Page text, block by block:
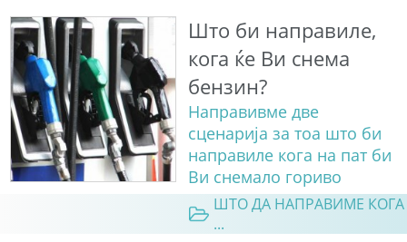
Што би направиле,
кога ќе Ви снема
бензин?
Направивме две
сценарија за тоа што би
направилe кога на пат би
Ви снемало гориво
ШТО ДА НАПРАВИМЕ КОГА
...